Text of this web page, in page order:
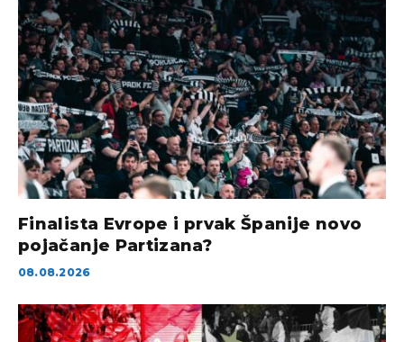
Finalista Evrope i prvak Španije novo
pojačanje Partizana?
08.08.2026